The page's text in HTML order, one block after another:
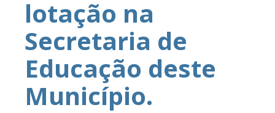
lotação na
Secretaria de
Educação deste
Município.